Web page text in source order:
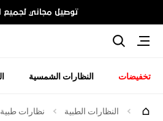
توصيل مجاني لجميع
تخفيضات النظارات الشمسية
النظارات الطبية نظارات